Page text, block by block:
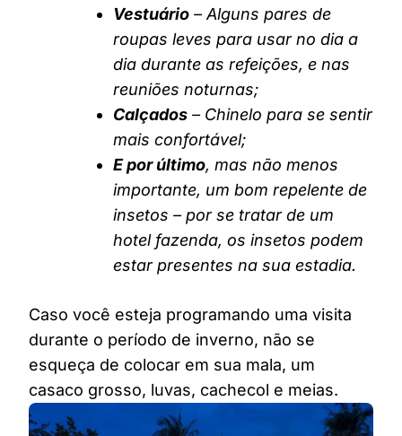
Vestuário – Alguns pares de
roupas leves para usar no dia a
dia durante as refeições, e nas
reuniões noturnas;
Calçados – Chinelo para se sentir
mais confortável;
E por último, mas não menos
importante, um bom repelente de
insetos – por se tratar de um
hotel fazenda, os insetos podem
estar presentes na sua estadia.
Caso você esteja programando uma visita
durante o período de inverno, não se
esqueça de colocar em sua mala, um
casaco grosso, luvas, cachecol e meias.